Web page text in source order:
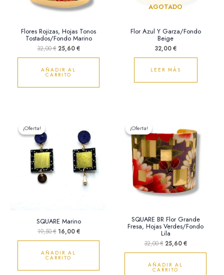
Flores Rojizas, Hojas Tonos
Tostados/Fondo Marino
32,00€ 25,60€
AÑADIR AL
CARRITO
AGOTADO
Flor Azul Y Garza/Fondo
Beige
32,00€
LEER MÁS
¡Oferta!
¡Oferta!
SQUARE Marino
19,50€
19,50 €.
16,00€
actual
es:
16,00 €.
AÑADIR AL
CARRITO
¡Oferta!
¡Oferta!
SQUARE BR Flor Grande
Fresa, Hojas Verdes/Fondo
Lila
32,00€
original
era:
32,00 €.
25,60€
actual
es:
25,60 €.
AÑADIR AL
CARRITO